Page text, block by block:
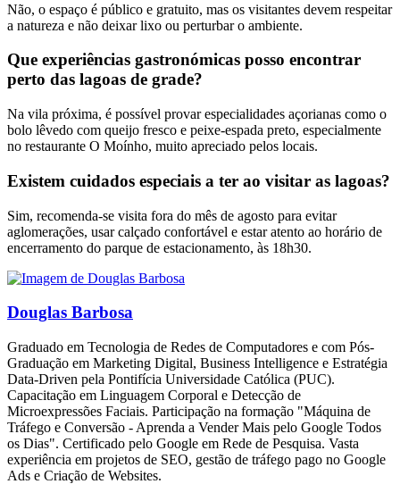
Não, o espaço é público e gratuito, mas os visitantes devem respeitar
a natureza e não deixar lixo ou perturbar o ambiente.
Que experiências gastronómicas posso encontrar
perto das lagoas de grade?
Na vila próxima, é possível provar especialidades açorianas como o
bolo lêvedo com queijo fresco e peixe-espada preto, especialmente
no restaurante O Moínho, muito apreciado pelos locais.
Existem cuidados especiais a ter ao visitar as lagoas?
Sim, recomenda-se visita fora do mês de agosto para evitar
aglomerações, usar calçado confortável e estar atento ao horário de
encerramento do parque de estacionamento, às 18h30.
Douglas Barbosa
Graduado em Tecnologia de Redes de Computadores e com Pós-
Graduação em Marketing Digital, Business Intelligence e Estratégia
Data-Driven pela Pontifícia Universidade Católica (PUC).
Capacitação em Linguagem Corporal e Detecção de
Microexpressões Faciais. Participação na formação "Máquina de
Tráfego e Conversão - Aprenda a Vender Mais pelo Google Todos
os Dias". Certificado pelo Google em Rede de Pesquisa. Vasta
experiência em projetos de SEO, gestão de tráfego pago no Google
Ads e Criação de Websites.